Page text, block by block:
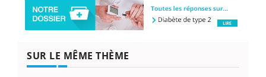
SUR LE MÊME THÈME